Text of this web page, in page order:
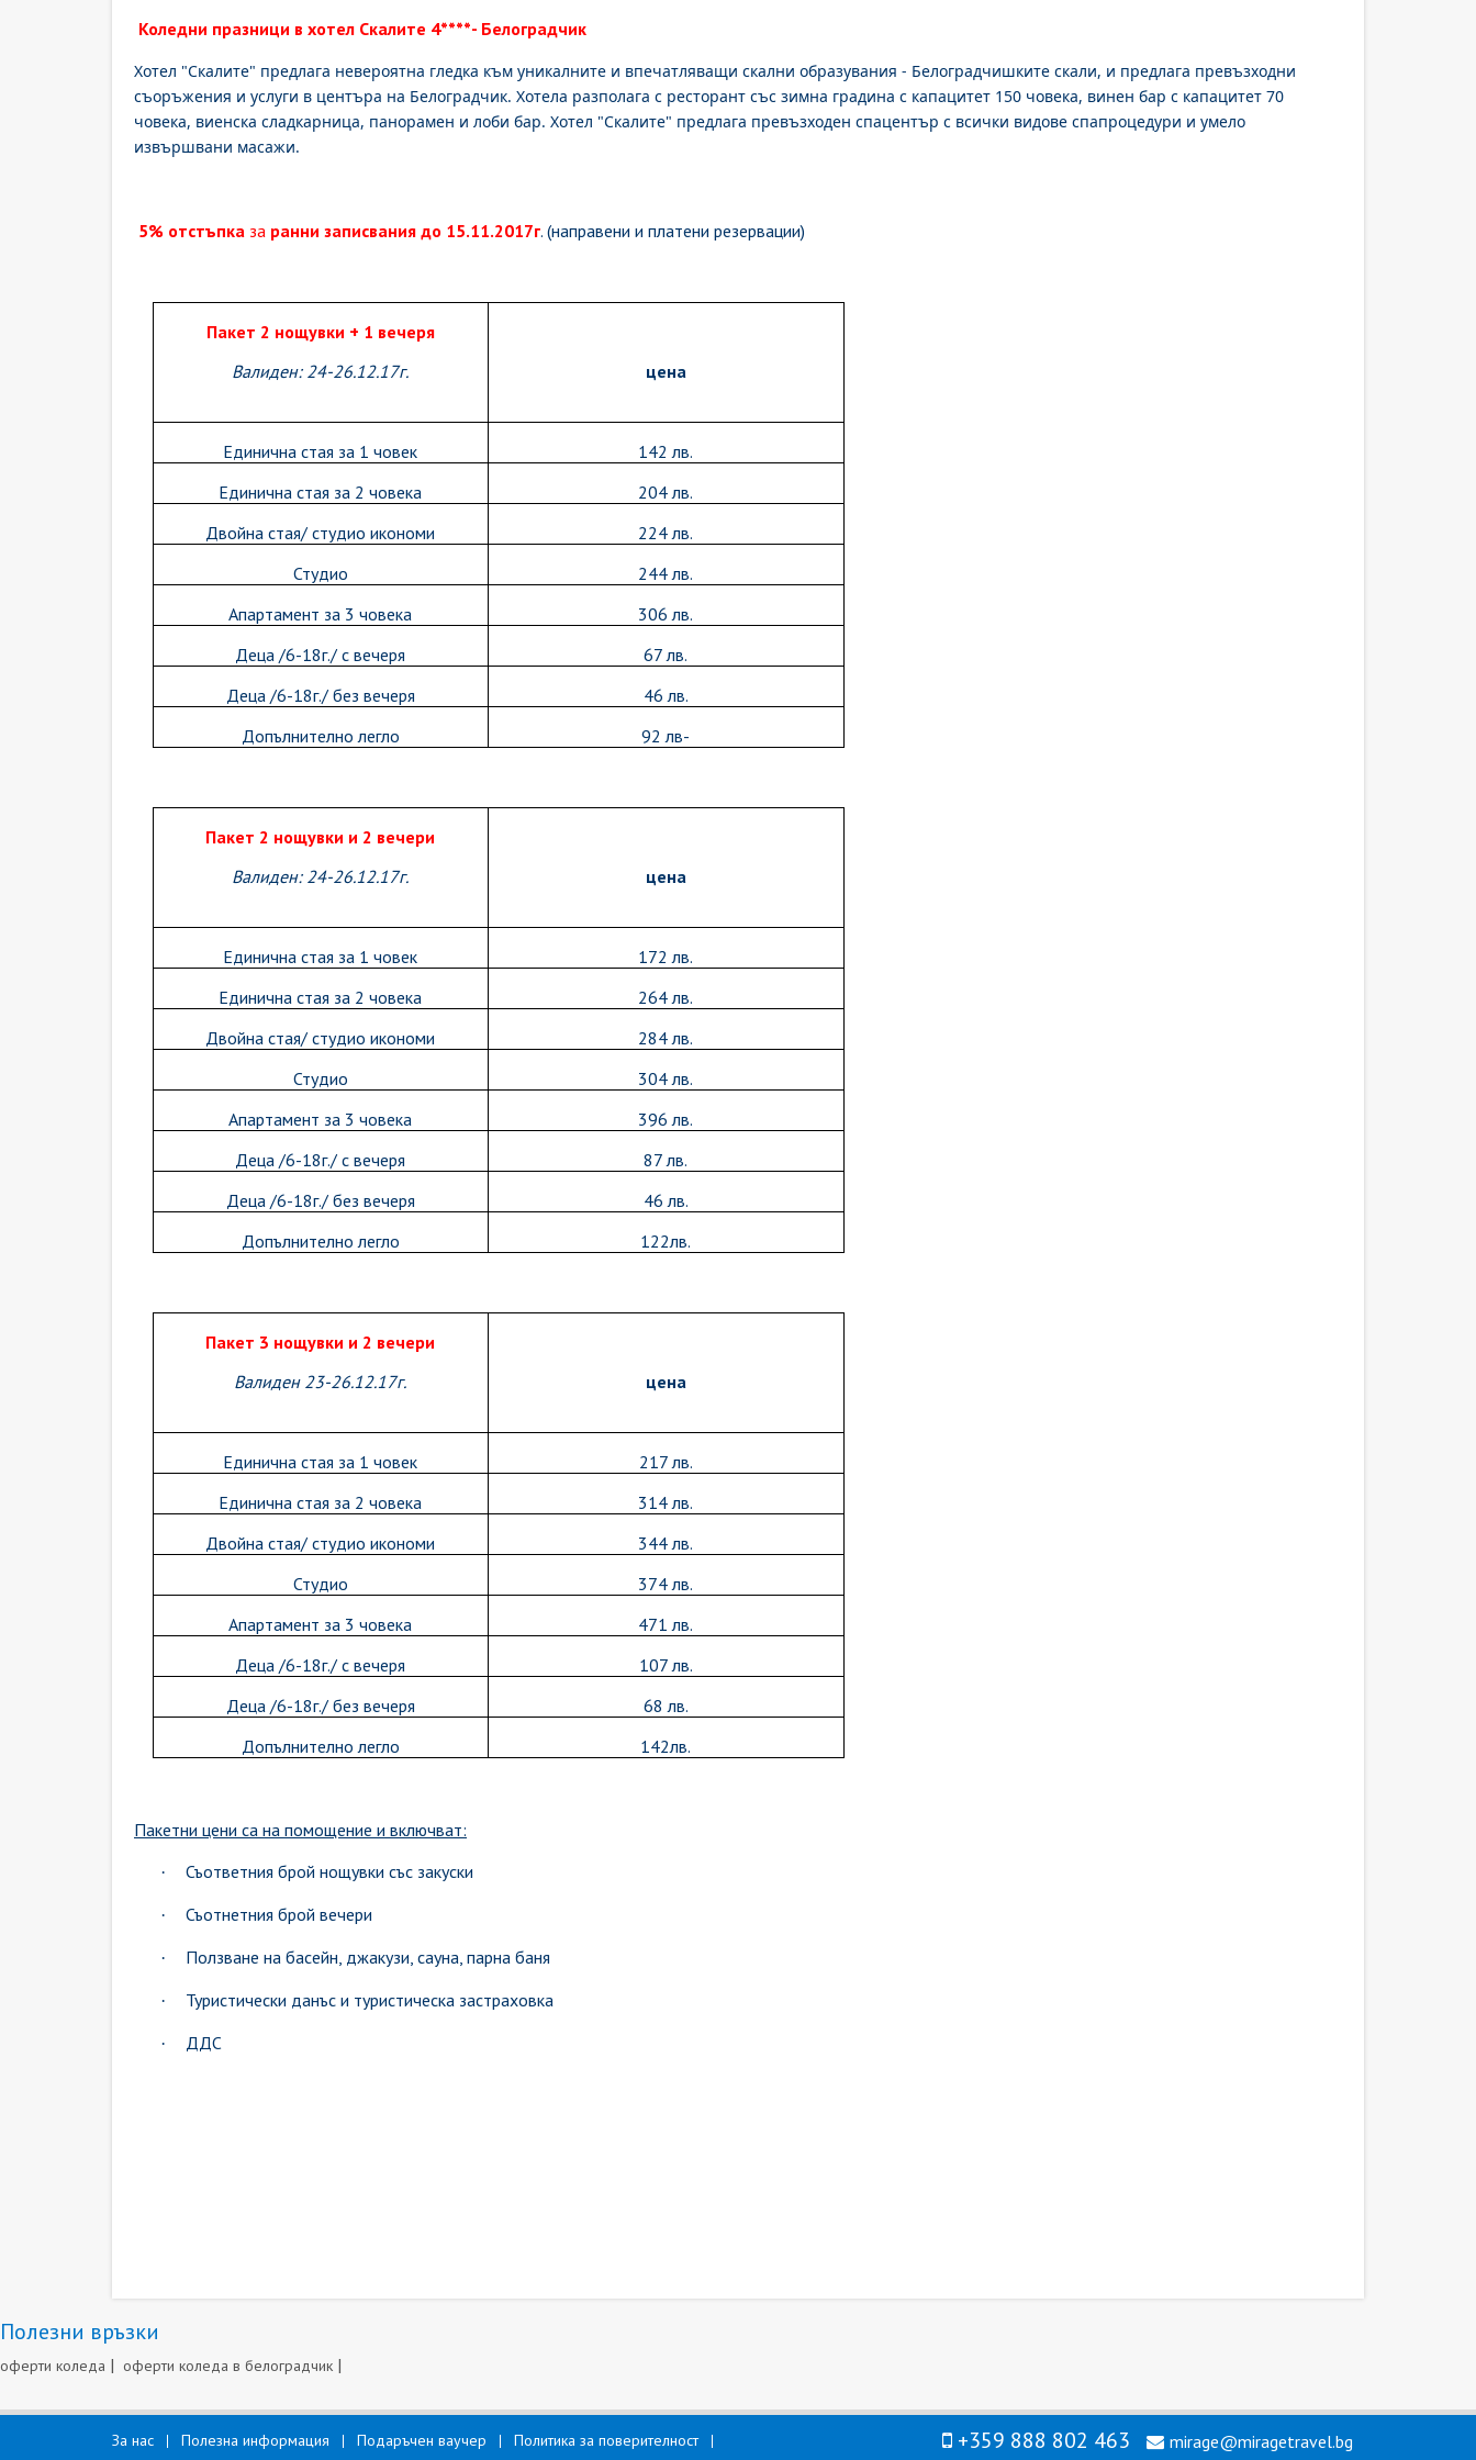
Коледни празници в хотел Скалите 4****- Белоградчик
Хотел "Скалите" предлага невероятна гледка към уникалните и впечатляващи скални образувания - Белоградчишките скали, и предлага превъзходни
съоръжения и услуги в центъра на Белоградчик. Хотела разполага с ресторант със зимна градина с капацитет 150 човека, винен бар с капацитет 70
човека, виенска сладкарница, панорамен и лоби бар. Хотел "Скалите" предлага превъзходен спацентър с всички видове спапроцедури и умело
извършвани масажи.
5% отстъпка за ранни записвания до 15.11.2017г. (направени и платени резервации)
Пакет 2 нощувки + 1 вечеря
Валиден: 24-26.12.17г.
цена
Единична стая за 1 човек
142 лв.
Единична стая за 2 човека
204 лв.
Двойна стая/ студио икономи
224 лв.
Студио
244 лв.
Апартамент за 3 човека
306 лв.
Деца /6-18г./ с вечеря
67 лв.
Деца /6-18г./ без вечеря
46 лв.
Допълнително легло
92 лв-
Пакет 2 нощувки и 2 вечери
Валиден: 24-26.12.17г.
цена
Единична стая за 1 човек
172 лв.
Единична стая за 2 човека
264 лв.
Двойна стая/ студио икономи
284 лв.
Студио
304 лв.
Апартамент за 3 човека
396 лв.
Деца /6-18г./ с вечеря
87 лв.
Деца /6-18г./ без вечеря
46 лв.
Допълнително легло
122лв.
Пакет 3 нощувки и 2 вечери
Валиден 23-26.12.17г.
цена
Единична стая за 1 човек
217 лв.
Единична стая за 2 човека
314 лв.
Двойна стая/ студио икономи
344 лв.
Студио
374 лв.
Апартамент за 3 човека
471 лв.
Деца /6-18г./ с вечеря
107 лв.
Деца /6-18г./ без вечеря
68 лв.
Допълнително легло
142лв.
Пакетни цени са на помощение и включват:
· Съответния брой нощувки със закуски
· Съотнетния брой вечери
· Ползване на басейн, джакузи, сауна, парна баня
· Туристически данъс и туристическа застраховка
· ДДС
Полезни връзки
оферти коледа | оферти коледа в белоградчик |
За нас Полезна информация Подаръчен ваучер Политика за поверителност +359 888 802 463 mirage@miragetravel.bg